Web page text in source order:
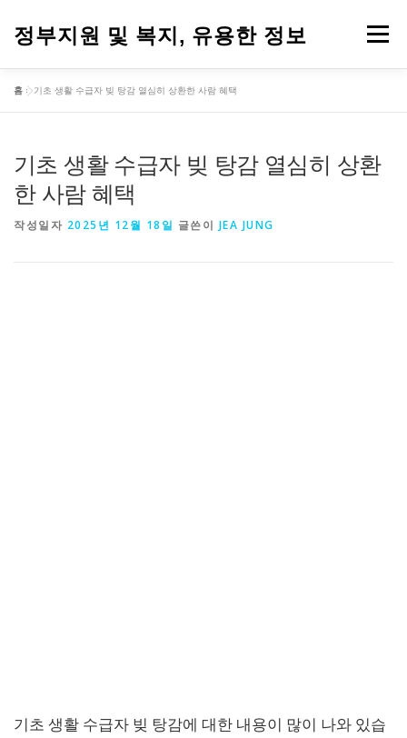
정부지원 및 복지, 유용한 정보 메뉴
홈 »기초 생활 수급자 빚 탕감 열심히 상환한 사람 혜택
기초 생활 수급자 빚 탕감 열심히 상환
한 사람 혜택
작성일자 2025년 12월 18일 글쓴이 JEA JUNG
기초 생활 수급자 빚 탕감에 대한 내용이 많이 나와 있습